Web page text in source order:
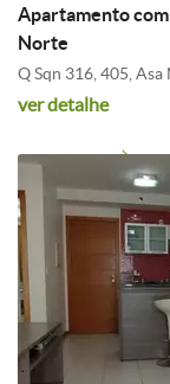
Apartamento
Norte
Q Sqn 316, 405,
ver detalhe